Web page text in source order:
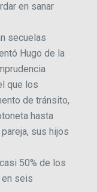
en sanar
secuelas
Hugo de la
que los
de tránsito,
hasta
sus hijos
50% de los
seis